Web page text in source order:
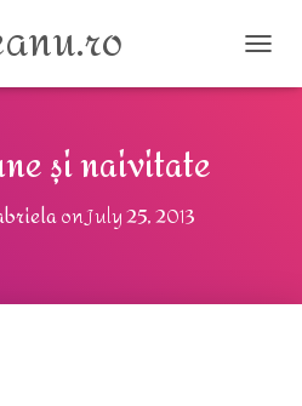
și naivitate
onJuly 25, 2013